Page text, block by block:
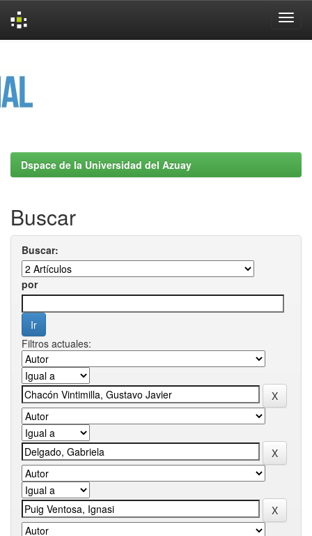
Dspace de la Universidad del Azuay
Buscar
Buscar:
por
Filtros actuales: